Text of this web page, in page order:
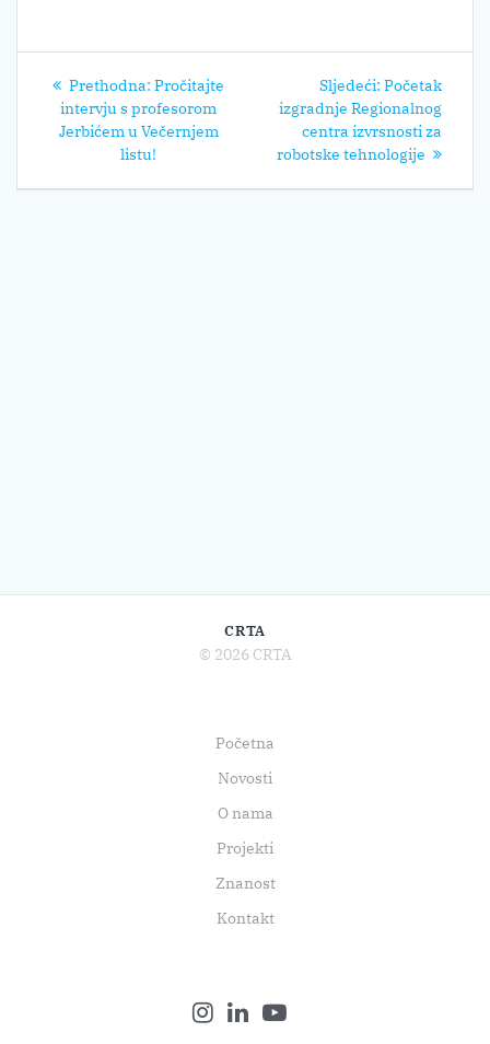
Navigacija
objava
Prethodna: Prethodni
post:
Pročitajte
intervju s profesorom
Jerbićem u Večernjem
listu!
Sljedeći: Sljedeći
post:
Početak
izgradnje Regionalnog
centra izvrsnosti za
robotske tehnologije
CRTA
© 2026 CRTA
Početna
Novosti
O nama
Projekti
Znanost
Kontakt